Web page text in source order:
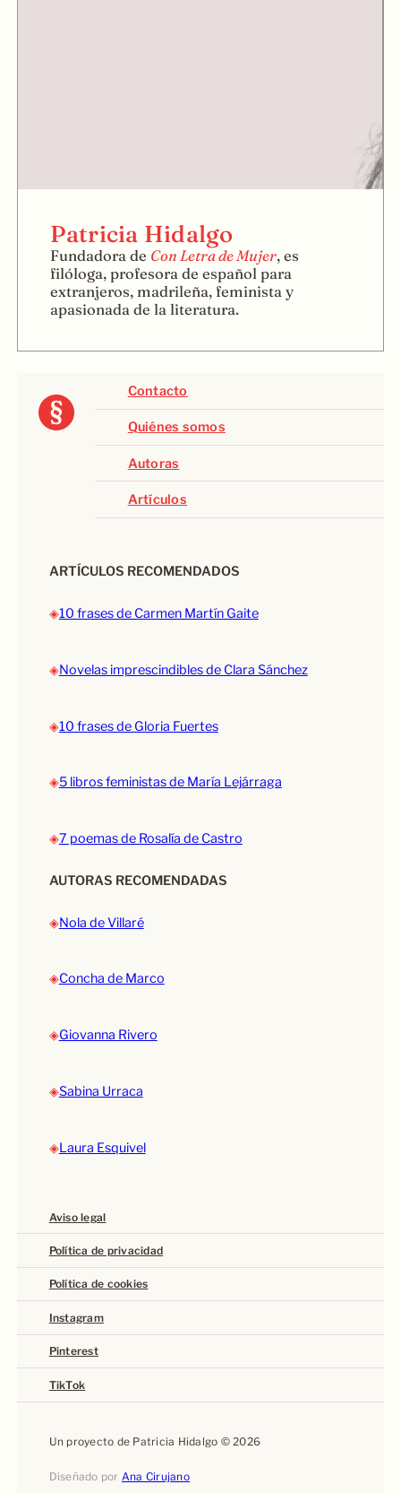
Patricia Hidalgo
Fundadora de Con Letra de Mujer, es
filóloga, profesora de español para
extranjeros, madrileña, feminista y
apasionada de la literatura.
Contacto
Quiénes somos
Autoras
Artículos
ARTÍCULOS RECOMENDADOS
◈10 frases de Carmen Martín Gaite
◈Novelas imprescindibles de Clara Sánchez
◈10 frases de Gloria Fuertes
◈5 libros feministas de María Lejárraga
◈7 poemas de Rosalía de Castro
AUTORAS RECOMENDADAS
◈Nola de Villaré
◈Concha de Marco
◈Giovanna Rivero
◈Sabina Urraca
◈Laura Esquivel
Aviso legal
Política de privacidad
Política de cookies
Instagram
Pinterest
TikTok
Un proyecto de Patricia Hidalgo © 2026
Diseñado por Ana Cirujano